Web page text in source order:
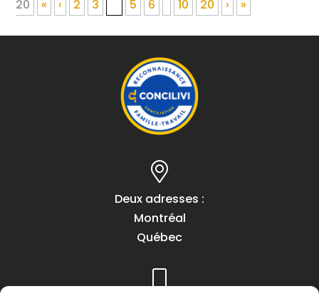
20
« ‹ 2 3 5 6 10 20 › »
Deux adresses :
Montréal
Québec